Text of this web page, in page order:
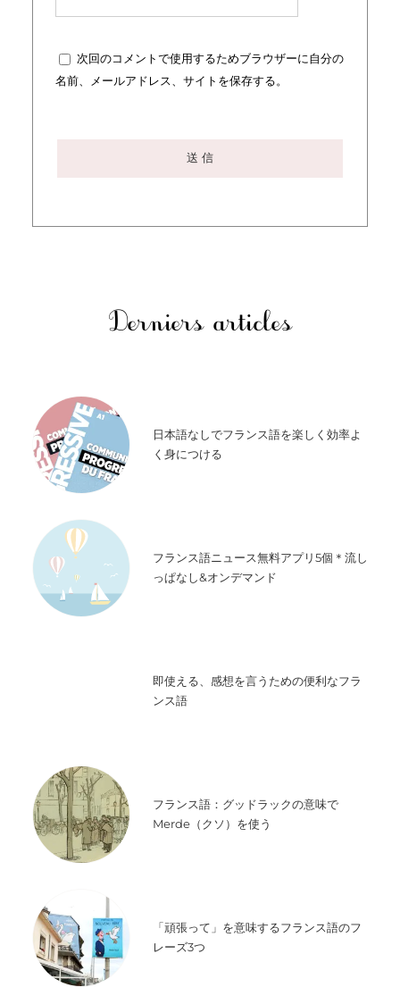
次回のコメントで使用するためブラウザーに自分の
名前、メールアドレス、サイトを保存する。
Derniers articles
日本語なしでフランス語を楽しく効率よ
く身につける
フランス語ニュース無料アプリ5個＊流し
っぱなし&オンデマンド
即使える、感想を言うための便利なフラ
ンス語
フランス語：グッドラックの意味で
Merde（クソ）を使う
「頑張って」を意味するフランス語のフ
レーズ3つ